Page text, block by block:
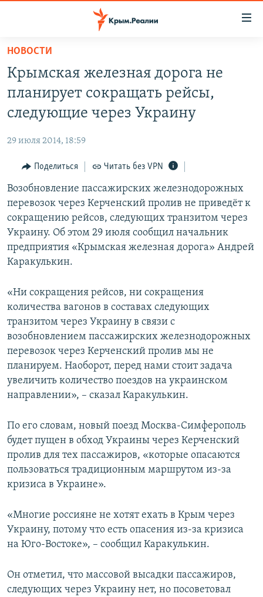
Вернуться
основному
содержанию
главной
Вернутся
поиску
СПЕЦПРОЕКТЫ
11 ЛЕТ ОККУПАЦИИ КРЫМА. 11 ИСТОРИЙ СОПРОТИВЛЕНИЯ
ЕЩЕ
ИНТЕРАКТИВ
ИНФОГРАФИКА
ТЕЛЕПРОЕКТ КРЫМ.РЕАЛИИ
СОВЕТЫ ПРАВОЗАЩИТНИКОВ
ПРОПАВШИЕ БЕЗ ВЕСТИ
КРЫМ.НЕПОКОРЕННЫЙ
УКРАИНСКАЯ ПРОБЛЕМА КРЫМА
РАДІО СВОБОДА
КАК ОБОЙТИ БЛОКИРОВКУ
Українською
Qırımtatar
Все сайты RFE/RL
НОВОСТИ
Крымская железная дорога не
планирует сокращать рейсы,
следующие через Украину
29 июля 2014, 18:59
Поделиться Читать без VPN
Возобновление пассажирских железнодорожных
перевозок через Керченский пролив не приведёт к
сокращению рейсов, следующих транзитом через
Украину. Об этом 29 июля сообщил начальник
предприятия «Крымская железная дорога» Андрей
Каракулькин.
«Ни сокращения рейсов, ни сокращения
количества вагонов в составах следующих
транзитом через Украину в связи с
возобновлением пассажирских железнодорожных
перевозок через Керченский пролив мы не
планируем. Наоборот, перед нами стоит задача
увеличить количество поездов на украинском
направлении», – сказал Каракулькин.
По его словам, новый поезд Москва-Симферополь
будет пущен в обход Украины через Керченский
пролив для тех пассажиров, «которые опасаются
пользоваться традиционным маршрутом из-за
кризиса в Украине».
«Многие россияне не хотят ехать в Крым через
Украину, потому что есть опасения из-за кризиса
на Юго-Востоке», – сообщил Каракулькин.
Он отметил, что массовой высадки пассажиров,
следующих через Украину нет, но посоветовал